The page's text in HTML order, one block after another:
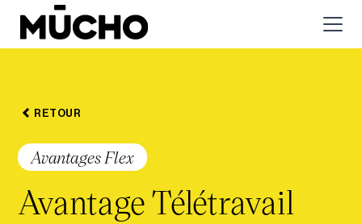
RETOUR
Avantages Flex
Avantage Télétravail